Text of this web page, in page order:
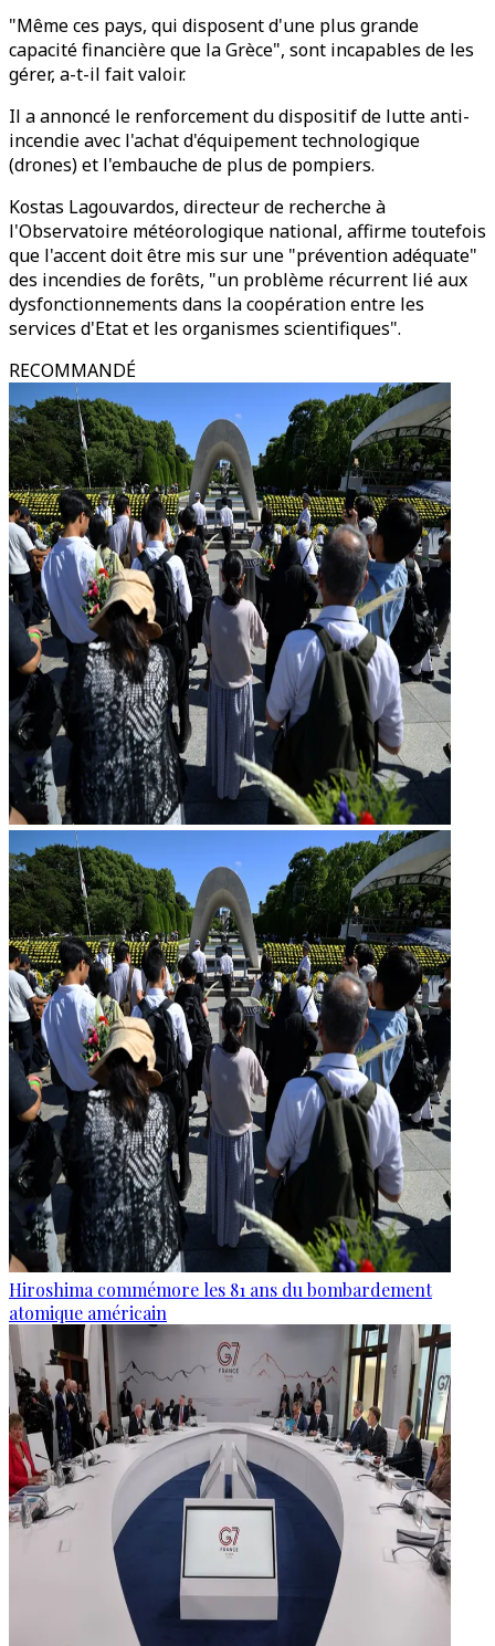
"Même ces pays, qui disposent d'une plus grande
capacité financière que la Grèce", sont incapables de les
gérer, a-t-il fait valoir.
Il a annoncé le renforcement du dispositif de lutte anti-
incendie avec l'achat d'équipement technologique
(drones) et l'embauche de plus de pompiers.
Kostas Lagouvardos, directeur de recherche à
l'Observatoire météorologique national, affirme toutefois
que l'accent doit être mis sur une "prévention adéquate"
des incendies de forêts, "un problème récurrent lié aux
dysfonctionnements dans la coopération entre les
services d'Etat et les organismes scientifiques".
RECOMMANDÉ
Hiroshima commémore les 81 ans du bombardement
atomique américain